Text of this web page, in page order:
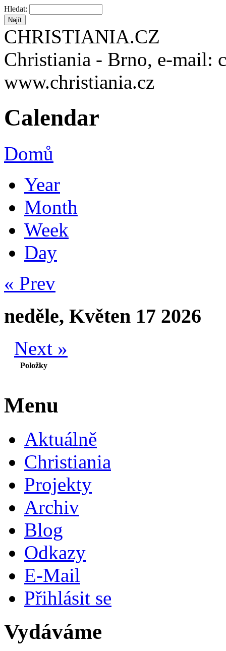
Hledat:
CHRISTIANIA.CZ
Christiania - Brno, e-mail:
www.christiania.cz
Calendar
Domů
Year
Month
Week
Day
« Prev
neděle, Květen 17 2026
Next »
Položky
Menu
Aktuálně
Christiania
Projekty
Archiv
Blog
Odkazy
E-Mail
Přihlásit se
Vydáváme